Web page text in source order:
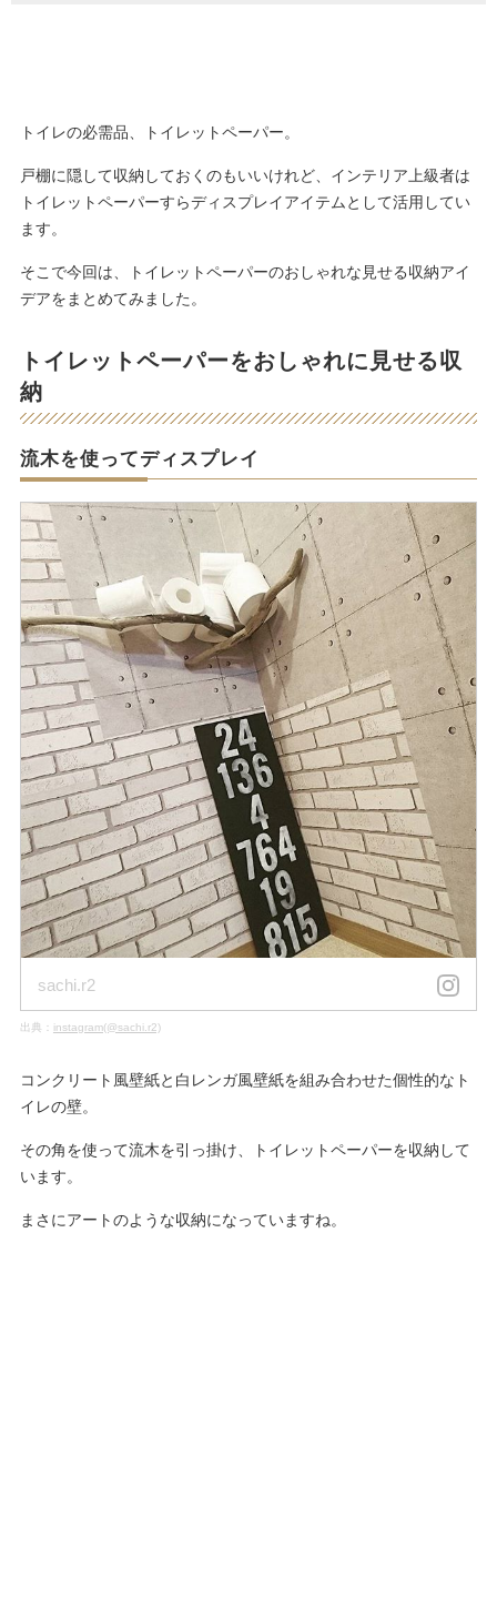
トイレの必需品、トイレットペーパー。
戸棚に隠して収納しておくのもいいけれど、インテリア上級者は
トイレットペーパーすらディスプレイアイテムとして活用してい
ます。
そこで今回は、トイレットペーパーのおしゃれな見せる収納アイ
デアをまとめてみました。
トイレットペーパーをおしゃれに見せる収
納
流木を使ってディスプレイ
sachi.r2
出典： instagram(@sachi.r2)
コンクリート風壁紙と白レンガ風壁紙を組み合わせた個性的なト
イレの壁。
その角を使って流木を引っ掛け、トイレットペーパーを収納して
います。
まさにアートのような収納になっていますね。